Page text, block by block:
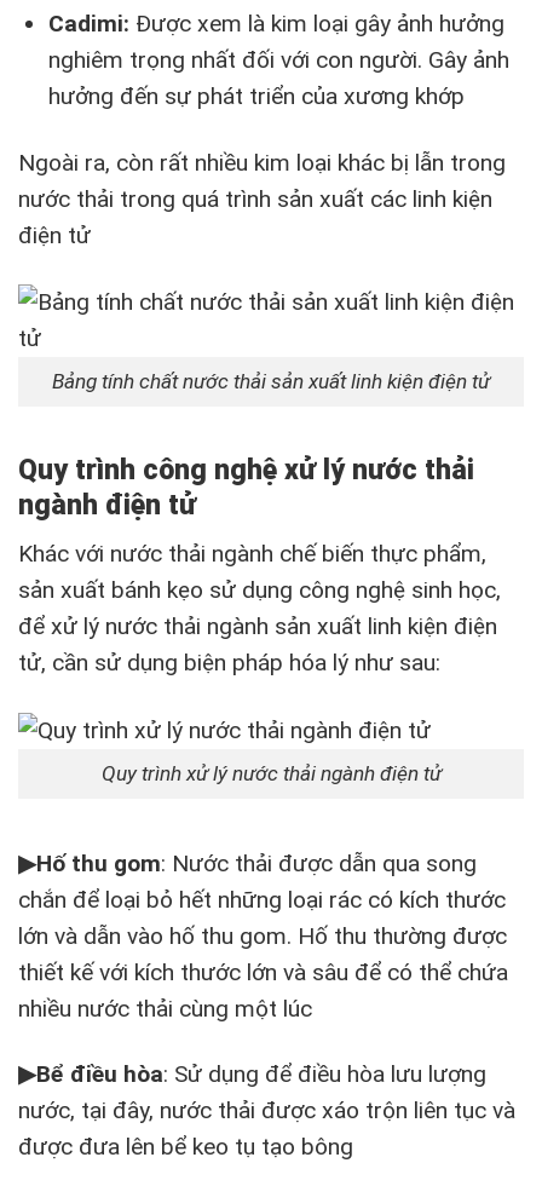
Cadimi: Được xem là kim loại gây ảnh hưởng
nghiêm trọng nhất đối với con người. Gây ảnh
hưởng đến sự phát triển của xương khớp
Ngoài ra, còn rất nhiều kim loại khác bị lẫn trong
nước thải trong quá trình sản xuất các linh kiện
điện tử
Bảng tính chất nước thải sản xuất linh kiện điện tử
Quy trình công nghệ xử lý nước thải
ngành điện tử
Khác với nước thải ngành chế biến thực phẩm,
sản xuất bánh kẹo sử dụng công nghệ sinh học,
để xử lý nước thải ngành sản xuất linh kiện điện
tử, cần sử dụng biện pháp hóa lý như sau:
Quy trình xử lý nước thải ngành điện tử
▶Hố thu gom: Nước thải được dẫn qua song
chắn để loại bỏ hết những loại rác có kích thước
lớn và dẫn vào hố thu gom. Hố thu thường được
thiết kế với kích thước lớn và sâu để có thể chứa
nhiều nước thải cùng một lúc
▶Bể điều hòa: Sử dụng để điều hòa lưu lượng
nước, tại đây, nước thải được xáo trộn liên tục và
được đưa lên bể keo tụ tạo bông